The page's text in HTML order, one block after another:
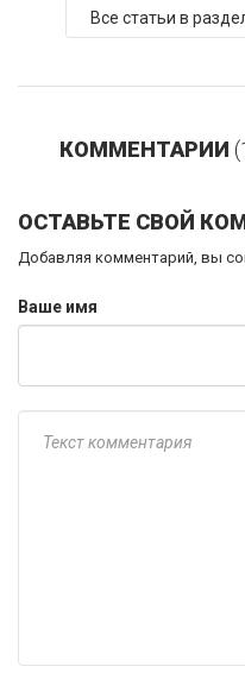
Все статьи в
КОММЕНТАРИИ
ОСТАВЬТЕ СВОЙ
Добавляя комментарий, вы
Ваше имя